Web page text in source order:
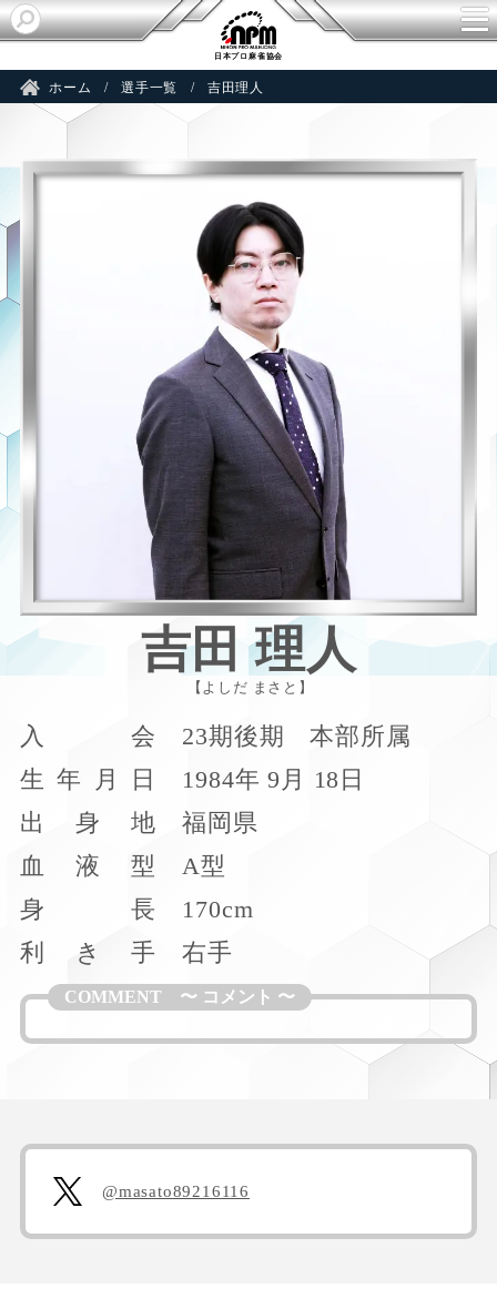
日本プロ麻雀協会
ホーム 選手一覧 吉田理人
吉田 理人
よしだ まさと
入 会
23期後期 本部所属
生 年 月 日
1984年 9月 18日
出
身 地
福岡県
血
液 型
A型
身
長
170cm
利
き 手 右手
@masato89216116